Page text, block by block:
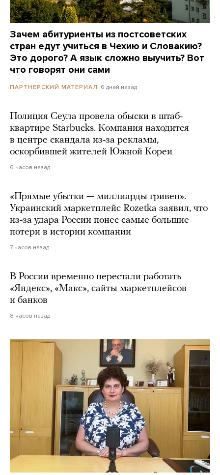
Зачем абитуриенты из постсоветских
стран едут учиться в Чехию и Словакию?
Это дорого? А язык сложно выучить? Вот
что говорят они сами
ПАРТНЕРСКИЙ МАТЕРИАЛ 6 дней назад
Полиция Сеула провела обыски в штаб-
квартире Starbucks. Компания находится
в центре скандала из-за рекламы,
оскорбившей жителей Южной Кореи
6 часов назад
«Прямые убытки — миллиарды гривен».
Украинский маркетплейс Rozetka заявил, что
из-за удара России понес самые большие
потери в истории компании
7 часов назад
В России временно перестали работать
«Яндекс», «Макс», сайты маркетплейсов
и банков
8 часов назад